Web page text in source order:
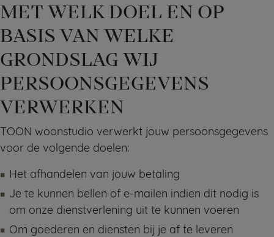
MET WELK DOEL EN OP
BASIS VAN WELKE
GRONDSLAG WIJ
PERSOONSGEGEVENS
VERWERKEN
TOON woonstudio verwerkt jouw persoonsgegevens
voor de volgende doelen:
Het afhandelen van jouw betaling
Je te kunnen bellen of e-mailen indien dit nodig is
om onze dienstverlening uit te kunnen voeren
Om goederen en diensten bij je af te leveren